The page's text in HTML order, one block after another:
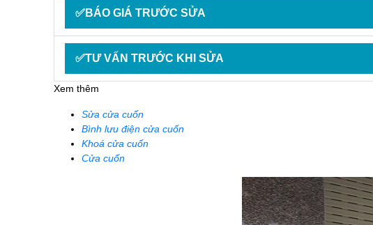
✅BÁO GIÁ TRƯỚC SỬA
✅TƯ VẤN TRƯỚC KHI SỬA
Xem thêm
Sửa cửa cuốn
Bình lưu điện cửa cuốn
Khoá cửa cuốn
Cửa cuốn